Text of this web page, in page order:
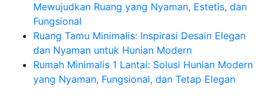
Mewujudkan Ruang yang Nyaman, Estetis, dan
Fungsional
Ruang Tamu Minimalis: Inspirasi Desain Elegan
dan Nyaman untuk Hunian Modern
Rumah Minimalis 1 Lantai: Solusi Hunian Modern
yang Nyaman, Fungsional, dan Tetap Elegan